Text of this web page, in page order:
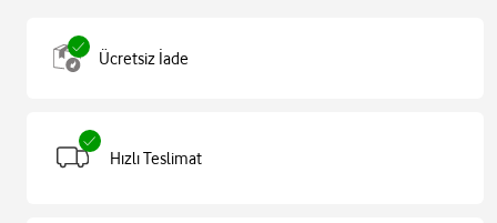
Ücretsiz İade
Hızlı Teslimat